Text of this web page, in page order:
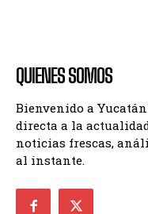
QUIENES SOMOS
Bienvenido a
directa a la
noticias frescas,
al instante.